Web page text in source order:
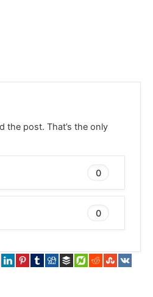
the post. That’s the only
0
0